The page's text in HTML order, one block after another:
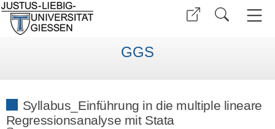
GGS
Syllabus_Einführung in die multiple lineare
Regressionsanalyse mit Stata